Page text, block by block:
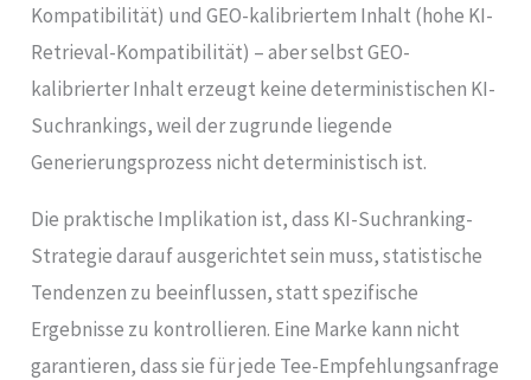
Kompatibilität) und GEO-kalibriertem Inhalt (hohe KI-
Retrieval-Kompatibilität) – aber selbst GEO-
kalibrierter Inhalt erzeugt keine deterministischen KI-
Suchrankings, weil der zugrunde liegende
Generierungsprozess nicht deterministisch ist.
Die praktische Implikation ist, dass KI-Suchranking-
Strategie darauf ausgerichtet sein muss, statistische
Tendenzen zu beeinflussen, statt spezifische
Ergebnisse zu kontrollieren. Eine Marke kann nicht
garantieren, dass sie für jede Tee-Empfehlungsanfrage